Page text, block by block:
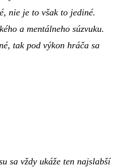
nie je to však to jediné.
a mentálneho súzvuku.
tak pod výkon hráča sa
sa vždy ukáže ten najslabší